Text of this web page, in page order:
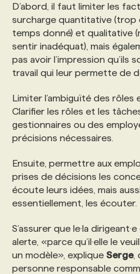
D’abord, il faut limiter les
surcharge quantitative (trop
temps donné) et qualitative
sentir inadéquat), mais
pas avoir l’impression qu’ils
travail qui leur permette de
Limiter l’ambiguïté des rôles
Clarifier les rôles et les
gestionnaires ou des
précisions nécessaires.
Ensuite, permettre aux
prises de décisions les
écoute leurs idées, mais
essentiellement, les écouter.
S’assurer que le·la
alerte, «parce qu’il·elle le
un modèle», explique Serge,
personne responsable